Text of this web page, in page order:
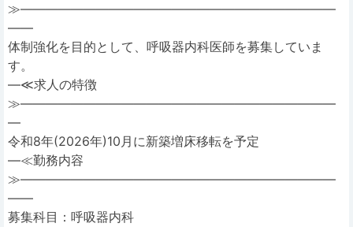
≫―――――――――――――――――――――――――
――
体制強化を目的として、呼吸器内科医師を募集していま
す。
―≪求人の特徴
≫―――――――――――――――――――――――――
―
令和8年(2026年)10月に新築増床移転を予定
―≪勤務内容
≫―――――――――――――――――――――――――
――
募集科目：呼吸器内科